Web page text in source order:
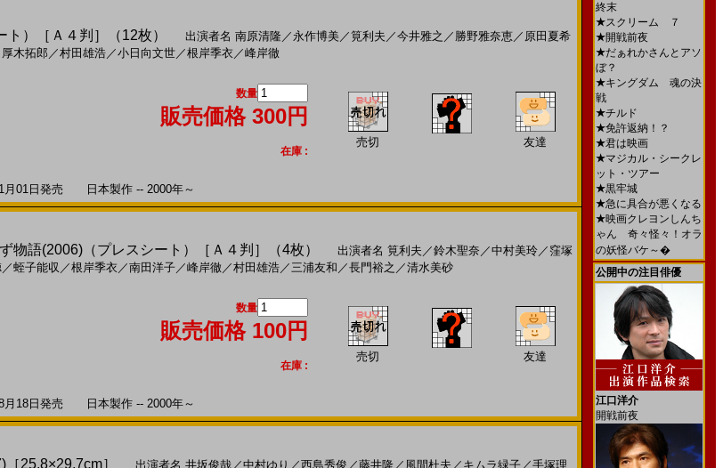
）［Ａ４判］（12枚） 出演者名 南原清隆／永作博美／筧利夫 ／今井雅之 ／ 勝野雅奈恵／ 原田夏希
厚木拓郎 ／村田雄浩／小日向文世／根岸季衣 ／峰岸徹
数量
販売価格 300円
在庫 :
売切 友達
月01日発売 日本製作 -- 2000年～
語(2006)（プレスシート）［Ａ４判］（4枚） 出演者名 筧利夫 ／鈴木聖奈 ／中村美玲／ 窪塚
／蛭子能収 ／根岸季衣 ／南田洋子／峰岸徹 ／村田雄浩／三浦友和 ／長門裕之 ／清水美砂
数量
販売価格 100円
在庫 :
売切 友達
月18日発売 日本製作 -- 2000年～
25,8×29,7cm］ 出演者名 井坂俊哉／中村ゆり ／西島秀俊 ／藤井隆／ 風間杜夫 ／ キムラ緑子／手塚理
終末
★スクリーム ７
★開戦前夜
★だぁれかさんとアソ
ぼ？
★キングダム 魂の決
戦
★チルド
★免許返納！？
★君は映画
★マジカル・シークレ
ット・ツアー
★黒牢城
★急に具合が悪くなる
★映画クレヨンしんち
ゃん 奇々怪々！オラ
の妖怪バケ～�
公開中の注目俳優
江口洋介
開戦前夜